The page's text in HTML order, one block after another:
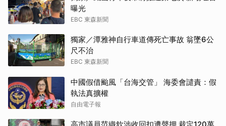
曝光
EBC 東森新聞
獨家／潭雅神自行車道傳死亡事故 翁墜6公
尺不治
EBC 東森新聞
中國假借颱風「台海交管」 海委會譴責：假
執法真擴權
自由電子報